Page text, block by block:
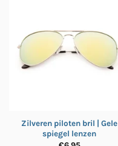
Zilveren piloten bril | Gele
spiegel lenzen